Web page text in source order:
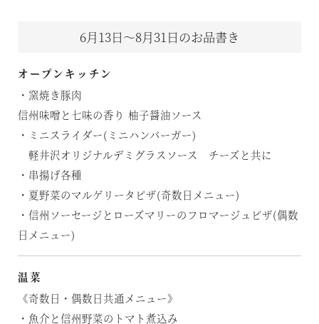
6月13日～8月31日のお品書き
オープンキッチン
・窯焼き豚肉
信州味噌と七味の香り 柚子醤油ソース
・ミニスライダー(ミニハンバーガー)
軽井沢オリジナルデミグラスソース チーズと共に
・串揚げ各種
・夏野菜のマルゲリータピザ(奇数日メニュー)
・信州ソーセージとローズマリーのフロマージュピザ(偶数
日メニュー)
温菜
《奇数日・偶数日共通メニュー》
・魚介と信州野菜のトマト煮込み